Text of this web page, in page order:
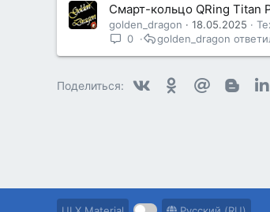
Смарт-кольцо QRing Titan
golden_dragon 18.05.2025
0
golden_dragon
Поделиться: VkontakteOdnoklassniki
Mail.ru